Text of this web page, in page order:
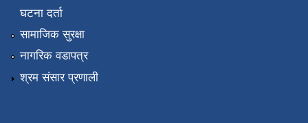
घटना दर्ता
सामाजिक सुरक्षा
नागरिक वडापत्र
श्रम संसार प्रणाली